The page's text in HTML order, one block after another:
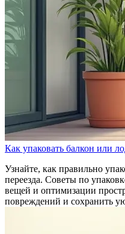
Как упаковать балкон или
Узнайте, как правильно
переезда. Советы по
вещей и оптимизации
повреждений и сохранить